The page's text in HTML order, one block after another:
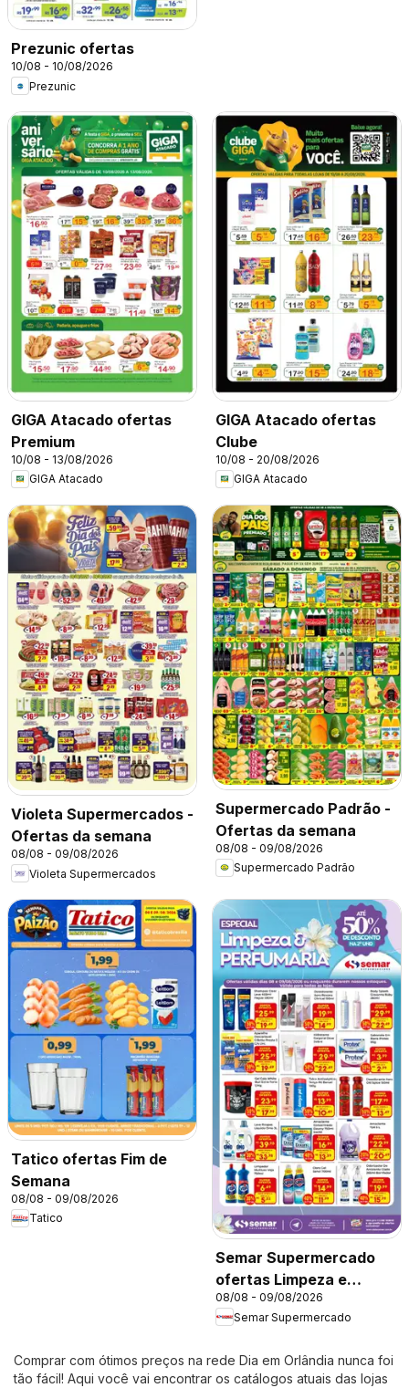
Prezunic ofertas
10/08 - 10/08/2026
Prezunic
GIGA Atacado ofertas
Premium
10/08 - 13/08/2026
GIGA Atacado
GIGA Atacado ofertas
Clube
10/08 - 20/08/2026
GIGA Atacado
Violeta Supermercados -
Ofertas da semana
08/08 - 09/08/2026
Violeta Supermercados
Supermercado Padrão -
Ofertas da semana
08/08 - 09/08/2026
Supermercado Padrão
Tatico ofertas Fim de
Semana
08/08 - 09/08/2026
Tatico
Semar Supermercado
ofertas Limpeza e
Perfumaria
08/08 - 09/08/2026
Semar Supermercado
Comprar com ótimos preços na rede Dia em Orlândia nunca foi
tão fácil! Aqui você vai encontrar os catálogos atuais das lojas